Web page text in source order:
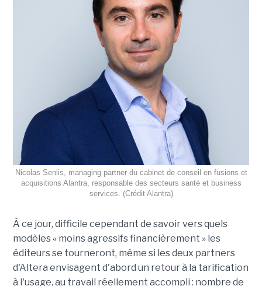
Nicolas Senlis, managing partner du cabinet de conseil en fusions et
acquisitions Alantra, responsable des secteurs santé et business
services. (Crédit Alantra)
À ce jour, difficile cependant de savoir vers quels
modèles « moins agressifs financièrement » les
éditeurs se tourneront, même si les deux partners
d'Altera envisagent d'abord un retour à la tarification
à l'usage, au travail réellement accompli : nombre de